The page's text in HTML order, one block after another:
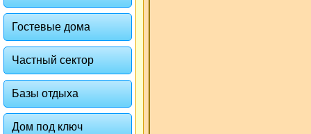
Гостевые дома
Частный сектор
Базы отдыха
Дом под ключ